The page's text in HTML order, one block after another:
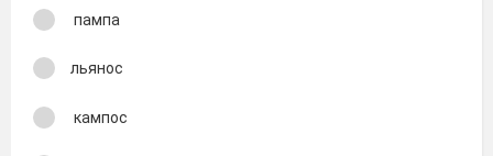
пампа
льянос
кампос